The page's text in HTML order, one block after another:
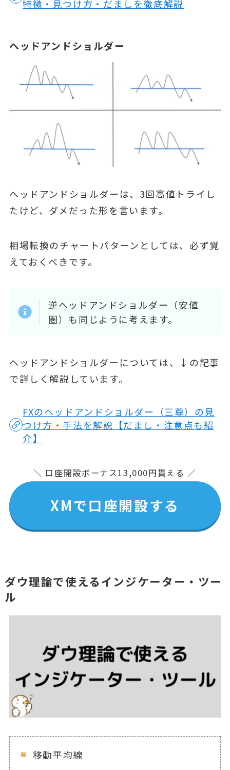
特徴・見つけ方・だましを徹底解説
ヘッドアンドショルダー
ヘッドアンドショルダーは、3回高値トライし
たけど、ダメだった形を言います。
相場転換のチャートパターンとしては、必ず覚
えておくべきです。
逆ヘッドアンドショルダー（安値
圏）も同じように考えます。
ヘッドアンドショルダーについては、↓の記事
で詳しく解説しています。
FXのヘッドアンドショルダー（三尊）の見
つけ方・手法を解説【だまし・注意点も紹
介】
＼ 口座開設ボーナス13,000円貰える ／
XMで口座開設する
ダウ理論で使えるインジケーター・ツー
ル
移動平均線